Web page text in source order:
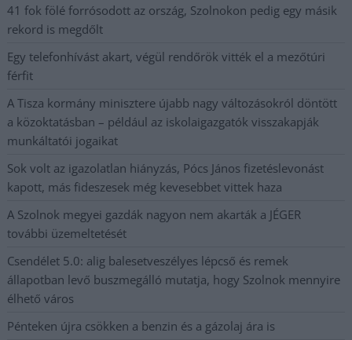
41 fok fölé forrósodott az ország, Szolnokon pedig egy másik
rekord is megdőlt
Egy telefonhívást akart, végül rendőrök vitték el a mezőtúri
férfit
A Tisza kormány minisztere újabb nagy változásokról döntött
a közoktatásban – például az iskolaigazgatók visszakapják
munkáltatói jogaikat
Sok volt az igazolatlan hiányzás, Pócs János fizetéslevonást
kapott, más fideszesek még kevesebbet vittek haza
A Szolnok megyei gazdák nagyon nem akarták a JÉGER
további üzemeltetését
Csendélet 5.0: alig balesetveszélyes lépcső és remek
állapotban levő buszmegálló mutatja, hogy Szolnok mennyire
élhető város
Pénteken újra csökken a benzin és a gázolaj ára is